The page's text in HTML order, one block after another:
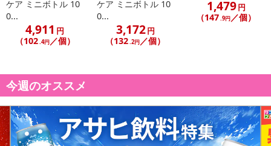
ケア ミニボトル 10
0...
4,911 円
（102.4円／個）
ケア ミニボトル 10
0...
3,172円
（132.2円／個）
1,479円
（147.9円／個）
今週のオススメ